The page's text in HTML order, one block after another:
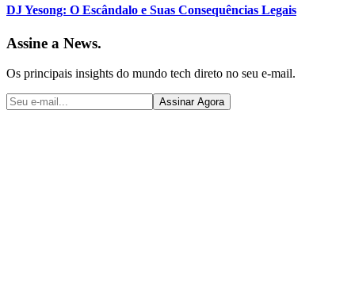
DJ Yesong: O Escândalo e Suas Consequências Legais
Assine a News.
Os principais insights do mundo tech direto no seu e-mail.
Assinar Agora